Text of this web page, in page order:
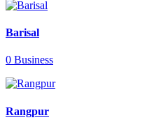
Barisal
0 Business
Rangpur